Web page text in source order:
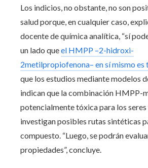
Los indicios, no obstante, no son
salud porque, en cualquier caso,
docente de química analítica, “sí
un lado queel HMPP –2-hidroxi-
2metilpropiofenona– en sí mismo es
que los estudios mediante modelos
indican que la combinación HMPP-
potencialmente tóxica para los seres
investigan posibles rutas sintéticas
compuesto. “Luego, se podrán
propiedades”, concluye.